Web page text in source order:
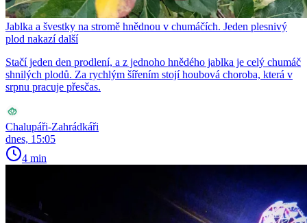
Jablka a švestky na stromě hnědnou v chumáčích. Jeden plesnivý
plod nakazí další
Stačí jeden den prodlení, a z jednoho hnědého jablka je celý chumáč
shnilých plodů. Za rychlým šířením stojí houbová choroba, která v
srpnu pracuje přesčas.
Chalupáři-Zahrádkáři
dnes, 15:05
4 min